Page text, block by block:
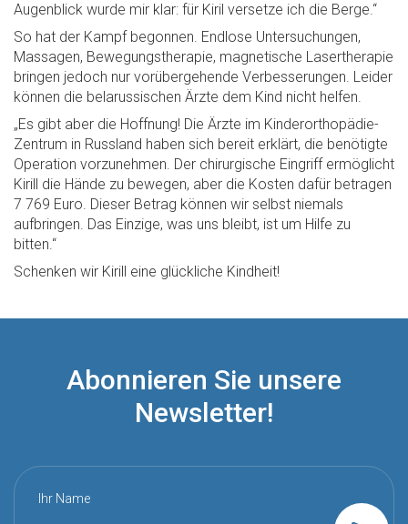
Augenblick wurde mir klar: für Kiril versetze ich die Berge.“
So hat der Kampf begonnen. Endlose Untersuchungen,
Massagen, Bewegungstherapie, magnetische Lasertherapie
bringen jedoch nur vorübergehende Verbesserungen. Leider
können die belarussischen Ärzte dem Kind nicht helfen.
„Es gibt aber die Hoffnung! Die Ärzte im Kinderorthopädie-
Zentrum in Russland haben sich bereit erklärt, die benötigte
Operation vorzunehmen. Der chirurgische Eingriff ermöglicht
Kirill die Hände zu bewegen, aber die Kosten dafür betragen
7 769 Euro. Dieser Betrag können wir selbst niemals
aufbringen. Das Einzige, was uns bleibt, ist um Hilfe zu
bitten.“
Schenken wir Kirill eine glückliche Kindheit!
Abonnieren Sie unsere
Newsletter!
Ihr Name